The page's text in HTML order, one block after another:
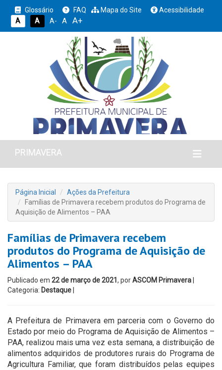
Glossário FAQ Mapa do Site
Acessibilidade
A
A A- A A+
PRIMAVERA
Página Inicial
Ações da Prefeitura
Famílias de Primavera recebem produtos do Programa de
Aquisição de Alimentos – PAA
Famílias de Primavera recebem
produtos do Programa de Aquisição de
Alimentos – PAA
Publicado em 22 de março de 2021 , porASCOM Primavera
Categoria: Destaque
A Prefeitura de Primavera em parceria com o Governo do
Estado por meio do Programa de Aquisição de Alimentos –
PAA, realizou mais uma vez esta semana, a distribuição de
alimentos adquiridos de produtores rurais do Programa de
Agricultura Familiar, que foram distribuídos pelas equipes